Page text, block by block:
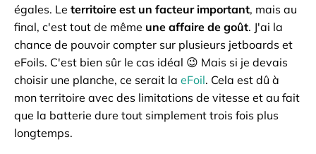
égales. Le territoire est un facteur important, mais au
final, c'est tout de même une affaire de goût. J'ai la
chance de pouvoir compter sur plusieurs jetboards et
eFoils. C'est bien sûr le cas idéal 😉 Mais si je devais
choisir une planche, ce serait la eFoil. Cela est dû à
mon territoire avec des limitations de vitesse et au fait
que la batterie dure tout simplement trois fois plus
longtemps.